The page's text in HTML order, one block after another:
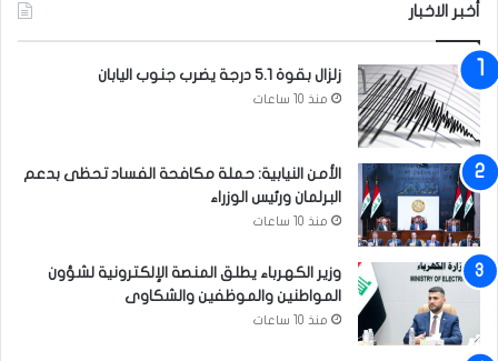
إ
ر
ه
ا
ب
أخبر الاخبار
زلزال بقوة 5.1 درجة يضرب جنوب اليابان
منذ 10 ساعات
الأمن النيابية: حملة مكافحة الفساد تحظى بدعم
البرلمان ورئيس الوزراء
منذ 10 ساعات
وزير الكهرباء يطلق المنصة الإلكترونية لشؤون
المواطنين والموظفين والشكاوى
منذ 10 ساعات